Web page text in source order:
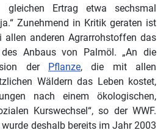
gleichen Ertrag etwa sechsmal
Zunehmend in Kritik geraten ist
allen anderen Agrarrohstoffen das
des Anbaus von Palmöl. „An die
der Pflanze, die mit allen
Wäldern das Leben kostet,
nach einem ökologischen,
Kurswechsel“, so der WWF.
deshalb bereits im Jahr 2003